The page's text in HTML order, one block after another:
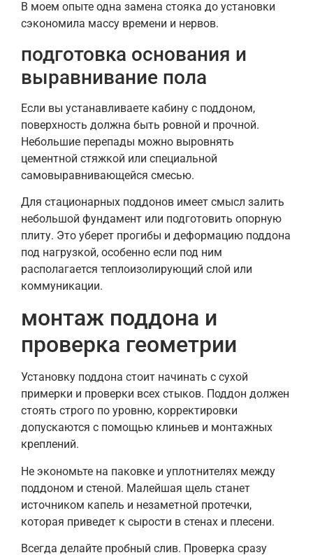
В моем опыте одна замена стояка до установки
сэкономила массу времени и нервов.
подготовка основания и
выравнивание пола
Если вы устанавливаете кабину с поддоном,
поверхность должна быть ровной и прочной.
Небольшие перепады можно выровнять
цементной стяжкой или специальной
самовыравнивающейся смесью.
Для стационарных поддонов имеет смысл залить
небольшой фундамент или подготовить опорную
плиту. Это уберет прогибы и деформацию поддона
под нагрузкой, особенно если под ним
располагается теплоизолирующий слой или
коммуникации.
монтаж поддона и
проверка геометрии
Установку поддона стоит начинать с сухой
примерки и проверки всех стыков. Поддон должен
стоять строго по уровню, корректировки
допускаются с помощью клиньев и монтажных
креплений.
Не экономьте на паковке и уплотнителях между
поддоном и стеной. Малейшая щель станет
источником капель и незаметной протечки,
которая приведет к сырости в стенах и плесени.
Всегда делайте пробный слив. Проверка сразу